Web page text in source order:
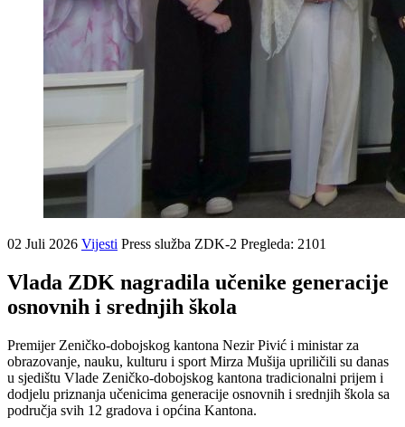
02 Juli 2026 Vijesti Press služba ZDK-2 Pregleda: 2101
Vlada ZDK nagradila učenike generacije
osnovnih i srednjih škola
Premijer Zeničko-dobojskog kantona Nezir Pivić i ministar za
obrazovanje, nauku, kulturu i sport Mirza Mušija upriličili su danas
u sjedištu Vlade Zeničko-dobojskog kantona tradicionalni prijem i
dodjelu priznanja učenicima generacije osnovnih i srednjih škola sa
područja svih 12 gradova i općina Kantona.